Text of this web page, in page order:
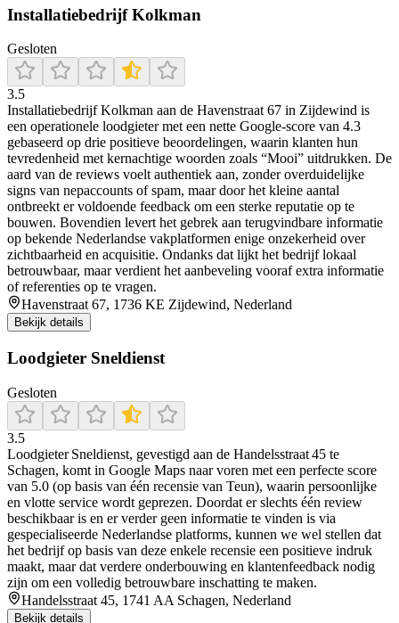
Installatiebedrijf Kolkman
Gesloten
3.5
Installatiebedrijf Kolkman aan de Havenstraat 67 in Zijdewind is
een operationele loodgieter met een nette Google-score van 4.3
gebaseerd op drie positieve beoordelingen, waarin klanten hun
tevredenheid met kernachtige woorden zoals “Mooi” uitdrukken. De
aard van de reviews voelt authentiek aan, zonder overduidelijke
signs van nepaccounts of spam, maar door het kleine aantal
ontbreekt er voldoende feedback om een sterke reputatie op te
bouwen. Bovendien levert het gebrek aan terugvindbare informatie
op bekende Nederlandse vakplatformen enige onzekerheid over
zichtbaarheid en acquisitie. Ondanks dat lijkt het bedrijf lokaal
betrouwbaar, maar verdient het aanbeveling vooraf extra informatie
of referenties op te vragen.
Havenstraat 67, 1736 KE Zijdewind, Nederland
Bekijk details
Loodgieter Sneldienst
Gesloten
3.5
Loodgieter Sneldienst, gevestigd aan de Handelsstraat 45 te
Schagen, komt in Google Maps naar voren met een perfecte score
van 5.0 (op basis van één recensie van Teun), waarin persoonlijke
en vlotte service wordt geprezen. Doordat er slechts één review
beschikbaar is en er verder geen informatie te vinden is via
gespecialiseerde Nederlandse platforms, kunnen we wel stellen dat
het bedrijf op basis van deze enkele recensie een positieve indruk
maakt, maar dat verdere onderbouwing en klantenfeedback nodig
zijn om een volledig betrouwbare inschatting te maken.
Handelsstraat 45, 1741 AA Schagen, Nederland
Bekijk details